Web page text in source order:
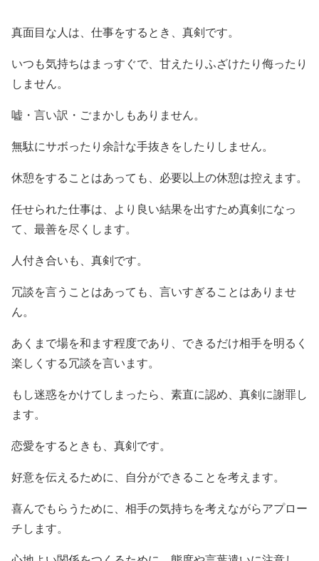
真面目な人は、仕事をするとき、真剣です。
いつも気持ちはまっすぐで、甘えたりふざけたり侮ったり
しません。
嘘・言い訳・ごまかしもありません。
無駄にサボったり余計な手抜きをしたりしません。
休憩をすることはあっても、必要以上の休憩は控えます。
任せられた仕事は、より良い結果を出すため真剣になっ
て、最善を尽くします。
人付き合いも、真剣です。
冗談を言うことはあっても、言いすぎることはありませ
ん。
あくまで場を和ます程度であり、できるだけ相手を明るく
楽しくする冗談を言います。
もし迷惑をかけてしまったら、素直に認め、真剣に謝罪し
ます。
恋愛をするときも、真剣です。
好意を伝えるために、自分ができることを考えます。
喜んでもらうために、相手の気持ちを考えながらアプロー
チします。